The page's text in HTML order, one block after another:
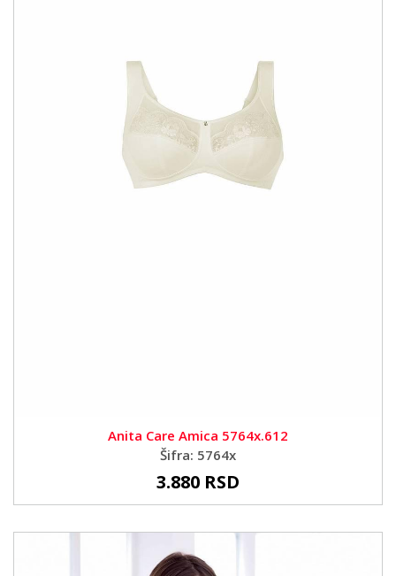
Anita Care Amica 5764x.612
Šifra: 5764x
3.880 RSD